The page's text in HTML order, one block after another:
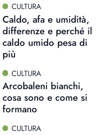
CULTURA
Caldo, afa e umidità,
differenze e perché il
caldo umido pesa di
più
CULTURA
Arcobaleni bianchi,
cosa sono e come si
formano
CULTURA